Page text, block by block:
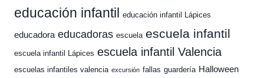
educación infantil educación infantil Lápices
educadora educadoras escuela escuela infantil
escuela infantil Lápices escuela infantil Valencia
escuelas infantiles valencia excursión fallas guardería Halloween